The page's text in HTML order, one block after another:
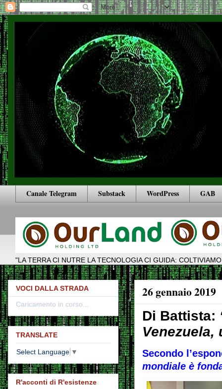
Canale Telegram Substack WordPress GAB
"LA TERRA CI NUTRE LA TECNOLOGIA CI GUIDA:
26 gennaio 2019
Di Battista:
Secondo
mondiale è
VOCI DALLA STRADA
Caricamento in corso...
TRANSLATE
Select Language ▼
R'acconti di R'esistenze